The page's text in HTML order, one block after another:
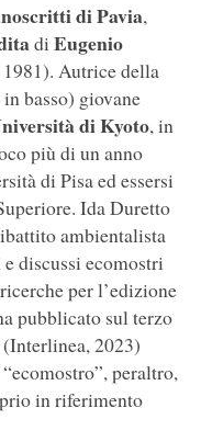
di Pavia,
di Eugenio
Autrice della
basso) giovane
di Kyoto, in
più di un anno
di Pisa ed essersi
Ida Duretto
ambientalista
discussi ecomostri
per l’edizione
pubblicato sul terzo
2023)
peraltro,
in riferimento